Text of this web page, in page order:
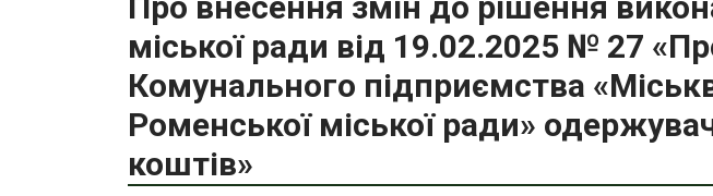
міської ради від 19.02.2025 № 27
Комунального підприємства
Роменської міської ради»
коштів»